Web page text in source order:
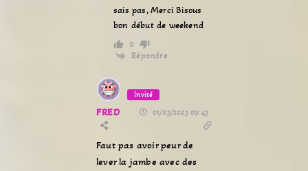
sais pas, Merci Bisous
bon début de weekend
0
Répondre
Invité
FRED 01/03/2023 09:43
Faut pas avoir peur de
lever la jambe avec des